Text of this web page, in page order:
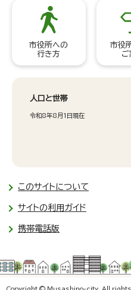
市役所への
行き方
市役
ご
人口と世帯
令和8年8月1日現在
このサイトについて
サイトの利用ガイド
携帯電話版